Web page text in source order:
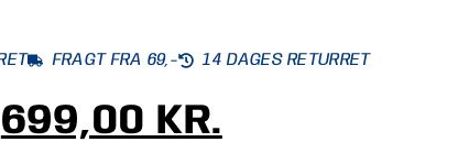
FRAGT FRA 69,- 14 DAGES RETURRET
699,00 KR.